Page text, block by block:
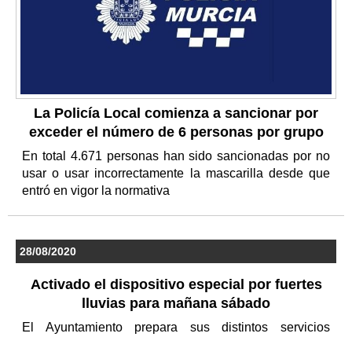
La Policía Local comienza a sancionar por
exceder el número de 6 personas por grupo
En total 4.671 personas han sido sancionadas por no
usar o usar incorrectamente la mascarilla desde que
entró en vigor la normativa
28/08/2020
Activado el dispositivo especial por fuertes
lluvias para mañana sábado
El Ayuntamiento prepara sus distintos servicios